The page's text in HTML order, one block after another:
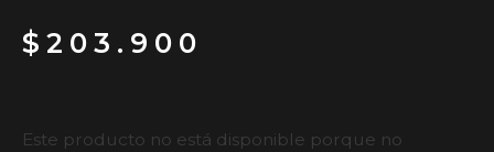
$ 203.900
Este producto no está disponible porque no